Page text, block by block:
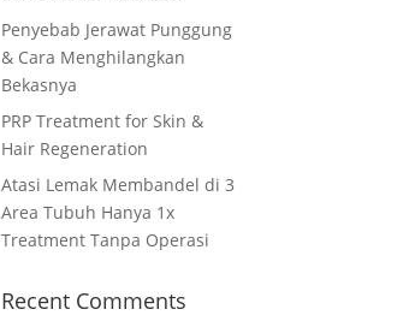
Penyebab Jerawat Punggung
& Cara Menghilangkan
Bekasnya
PRP Treatment for Skin &
Hair Regeneration
Atasi Lemak Membandel di 3
Area Tubuh Hanya 1x
Treatment Tanpa Operasi
Recent Comments